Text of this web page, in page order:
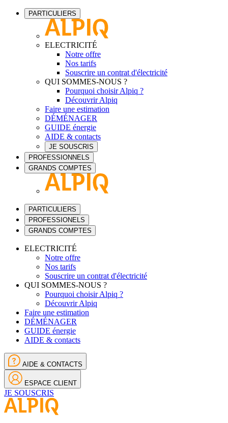
PARTICULIERS
ELECTRICITÉ
Notre offre
Nos tarifs
Souscrire un contrat d'électricité
QUI SOMMES-NOUS ?
Pourquoi choisir Alpiq ?
Découvrir Alpiq
Faire une estimation
DÉMÉNAGER
GUIDE énergie
AIDE & contacts
JE SOUSCRIS
PROFESSIONNELS
GRANDS COMPTES
PARTICULIERS
PROFESSIONELS
GRANDS COMPTES
ELECTRICITÉ
Notre offre
Nos tarifs
Souscrire un contrat d'électricité
QUI SOMMES-NOUS ?
Pourquoi choisir Alpiq ?
Découvrir Alpiq
Faire une estimation
DÉMÉNAGER
GUIDE énergie
AIDE & contacts
AIDE & CONTACTS
ESPACE CLIENT
JE SOUSCRIS